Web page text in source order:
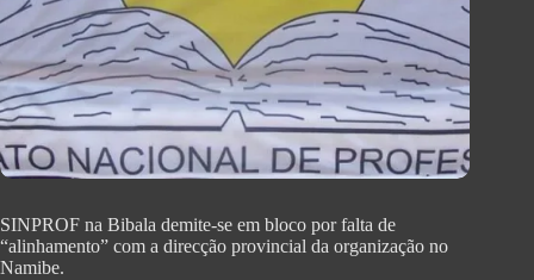
SINPROF na Bibala demite-se em bloco por falta de
“alinhamento” com a direcção provincial da organização no
Namibe.